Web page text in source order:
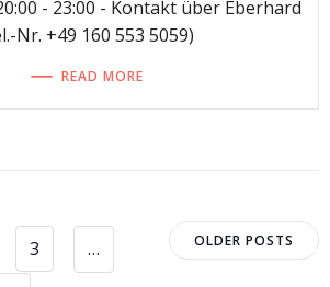
- 23:00 - Kontakt über Eberhard
Nr. +49 160 553 5059)
READ MORE
Page
3
…
Posts
OLDER POSTS